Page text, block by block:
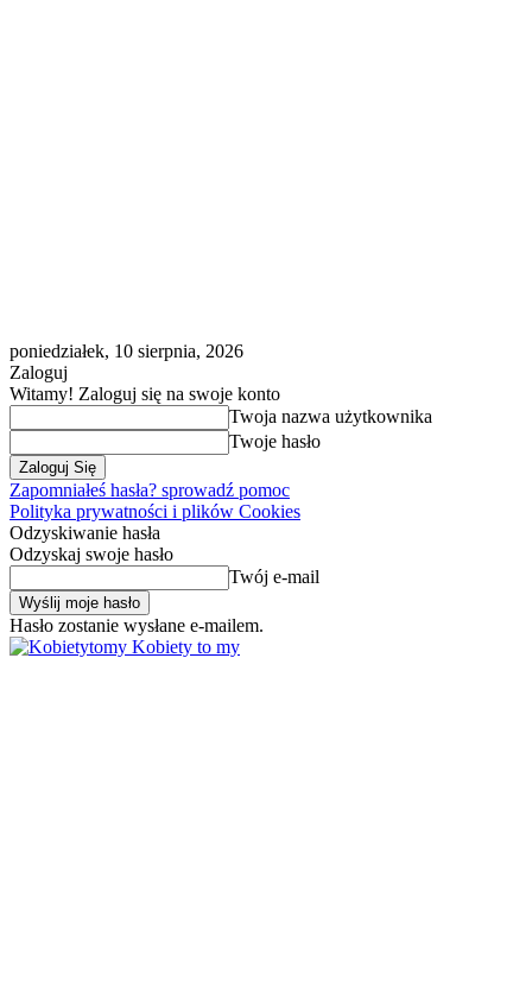
poniedziałek, 10 sierpnia, 2026
Zaloguj
Witamy! Zaloguj się na swoje konto
Twoja nazwa użytkownika
Twoje hasło
Zapomniałeś hasła? sprowadź pomoc
Polityka prywatności i plików Cookies
Odzyskiwanie hasła
Odzyskaj swoje hasło
Twój e-mail
Hasło zostanie wysłane e-mailem.
Kobiety to my